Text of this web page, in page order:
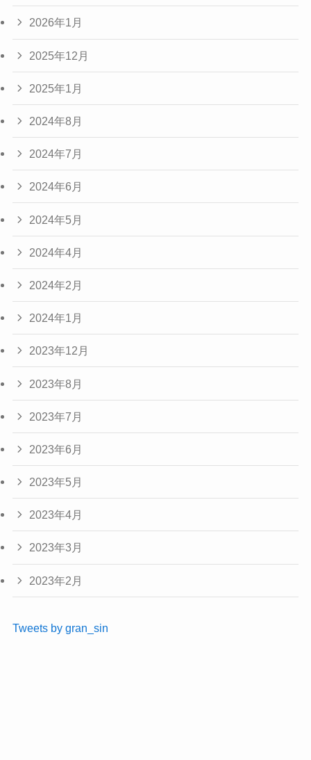
2026年1月
2025年12月
2025年1月
2024年8月
2024年7月
2024年6月
2024年5月
2024年4月
2024年2月
2024年1月
2023年12月
2023年8月
2023年7月
2023年6月
2023年5月
2023年4月
2023年3月
2023年2月
Tweets by gran_sin